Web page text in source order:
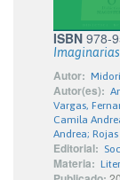
ISBN 978-
Imaginarias
Autor:
Autor(es):
Vargas,
Camila
Andrea;
Editorial:
Materia: